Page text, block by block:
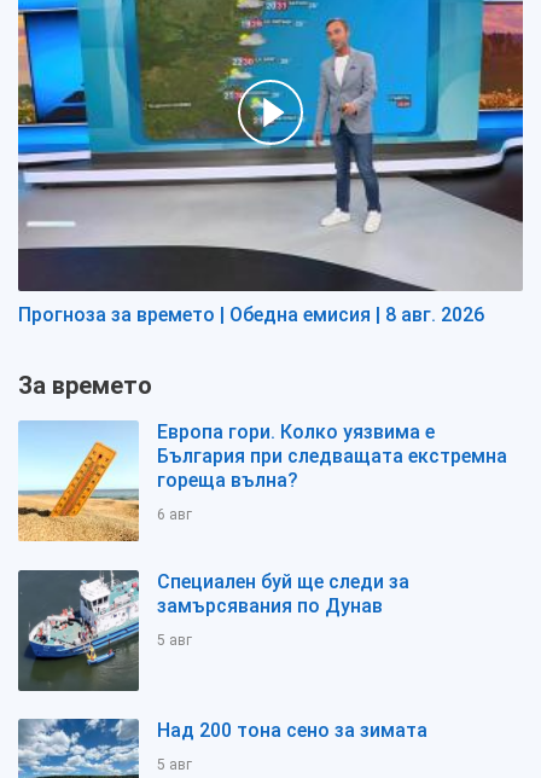
Прогноза за времето | Обедна емисия | 8 авг. 2026
За времето
Европа гори. Колко уязвима е
България при следващата екстремна
гореща вълна?
6 авг
Специален буй ще следи за
замърсявания по Дунав
5 авг
Над 200 тона сено за зимата
5 авг